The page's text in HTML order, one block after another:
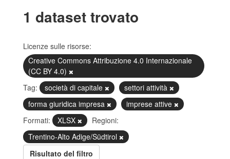
1 dataset trovato
Licenze sulle risorse:
Creative Commons Attribuzione 4.0 Internazionale
(CC BY 4.0)
Tag:
società di capitale
settori attività
forma giuridica impresa
imprese attive
Formati:
XLSX
Regioni:
Trentino-Alto Adige/Südtirol
Risultato del filtro